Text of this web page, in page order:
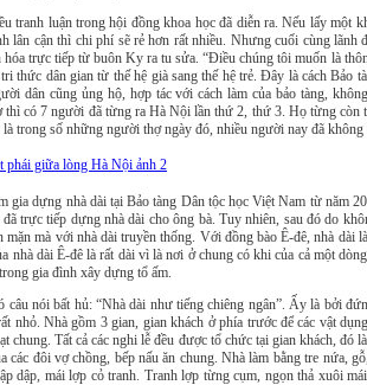
tranh luận trong hội đồng khoa học đã diễn ra. Nếu lấy một
lân cận thì chi phí sẽ rẻ hơn rất nhiều. Nhưng cuối cùng lãnh
hóa trực tiếp từ buôn Ky ra tu sửa. “Điều chúng tôi muốn là
thức dân gian từ thế hệ già sang thế hệ trẻ. Đây là cách Bảo
dân cũng ủng hộ, hợp tác với cách làm của bảo tàng,
có 7 người đã từng ra Hà Nội lần thứ 2, thứ 3. Họ từng còn
là trong số những người thợ ngày đó, nhiều người nay đã
gia dựng nhà dài tại Bảo tàng Dân tộc học Việt Nam từ năm
trực tiếp dựng nhà dài cho ông bà. Tuy nhiên, sau đó do
mặn mà với nhà dài truyền thống. Với đồng bào Ê-đê, nhà dài
nhà dài Ê-đê là rất dài vì là nơi ở chung có khi của cả một
gia đình xây dựng tổ ấm.
nói bất hủ: “Nhà dài như tiếng chiêng ngân”. Ấy là bởi
nhỏ. Nhà gồm 3 gian, gian khách ở phía trước để các vật
chung. Tất cả các nghi lễ đều được tổ chức tại gian khách, đó
các đôi vợ chồng, bếp nấu ăn chung. Nhà làm bằng tre nứa,
dập, mái lợp cỏ tranh. Tranh lợp từng cụm, ngọn thả xuôi